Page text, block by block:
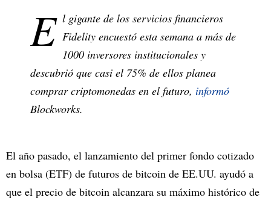
E l gigante de los servicios financieros
Fidelity encuestó esta semana a más de
1000 inversores institucionales y
descubrió que casi el 75% de ellos planea
comprar criptomonedas en el futuro, informó
Blockworks.
El año pasado, el lanzamiento del primer fondo cotizado
en bolsa (ETF) de futuros de bitcoin de EE.UU. ayudó a
que el precio de bitcoin alcanzara su máximo histórico de